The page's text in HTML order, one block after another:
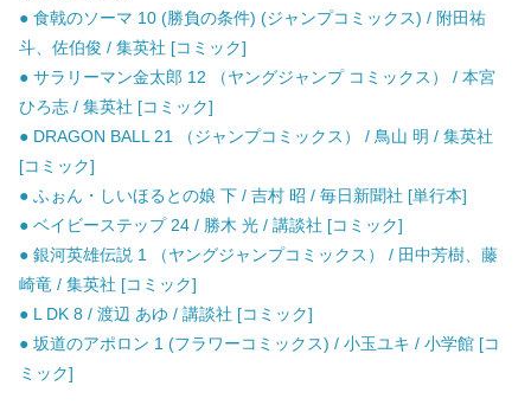
● 食戟のソーマ 10 (勝負の条件) (ジャンプコミックス) / 附田祐
斗、佐伯俊 / 集英社 [コミック]
● サラリーマン金太郎 12 （ヤングジャンプ コミックス） / 本宮
ひろ志 / 集英社 [コミック]
● DRAGON BALL 21 （ジャンプコミックス） / 鳥山 明 / 集英社
[コミック]
● ふぉん・しいほるとの娘 下 / 吉村 昭 / 毎日新聞社 [単行本]
● ベイビーステップ 24 / 勝木 光 / 講談社 [コミック]
● 銀河英雄伝説 1 （ヤングジャンプコミックス） / 田中芳樹、藤
崎竜 / 集英社 [コミック]
● L DK 8 / 渡辺 あゆ / 講談社 [コミック]
● 坂道のアポロン 1 (フラワーコミックス) / 小玉ユキ / 小学館 [コ
ミック]